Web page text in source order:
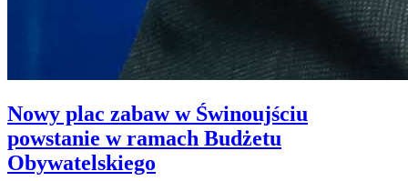
Nowy plac zabaw w Świnoujściu
powstanie w ramach Budżetu
Obywatelskiego